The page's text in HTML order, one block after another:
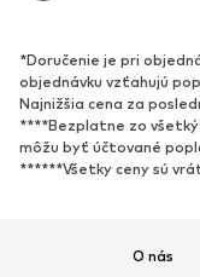
*Doručenie je pri
objednávku vzťahujú
Najnižšia cena za
****Bezplatne zo
môžu byť účtované
******Všetky ceny sú
O nás